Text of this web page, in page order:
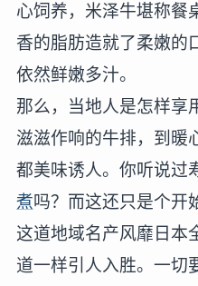
心饲养，米泽牛堪称餐
香的脂肪造就了柔嫩的
依然鲜嫩多汁。
那么，当地人是怎样享
滋滋作响的牛排，到暖
都美味诱人。你听说过
煮吗？而这还只是个开
这道地域名产风靡日本
道一样引人入胜。一切